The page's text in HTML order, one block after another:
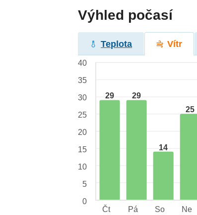
Výhled počasí
Teplota Vítr
29 29
14
25
40
35
30
25
20
15
10
5
0
Čt
Pá So Ne